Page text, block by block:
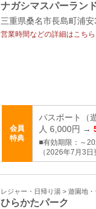
ナガシマスパーラン
三重県桑名市長島町浦安
営業時間などの詳細はこちら
会員
特典
パスポート（
人 6,000円 →
■有効期限：～
（2026年7月3日
レジャー・日帰り湯 > 遊園地
ひらかたパーク